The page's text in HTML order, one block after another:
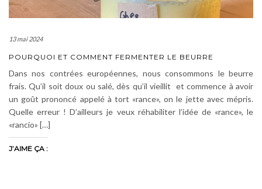
13 mai 2024
POURQUOI ET COMMENT FERMENTER LE BEURRE
Dans nos contrées européennes, nous consommons le beurre
frais. Qu’il soit doux ou salé, dès qu’il vieillit et commence à avoir
un goût prononcé appelé à tort «rance», on le jette avec mépris.
Quelle erreur ! D’ailleurs je veux réhabiliter l’idée de «rance», le
«rancio» […]
J’AIME ÇA :